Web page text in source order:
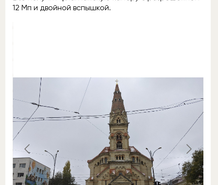
12 Мп и двойной вспышкой.